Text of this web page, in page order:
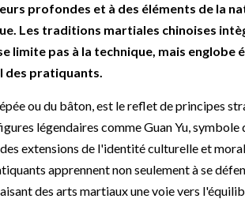
profondes et à des éléments de la
Les traditions martiales chinoises
limite pas à la technique, mais englobe
des pratiquants.
ou du bâton, est le reflet de principes
légendaires comme Guan Yu, symbole
extensions de l'identité culturelle et
apprennent non seulement à se
des arts martiaux une voie vers